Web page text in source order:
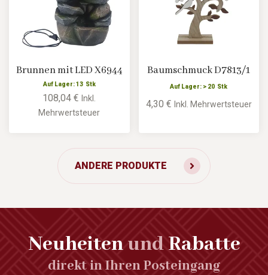
Brunnen mit LED X6944
Auf Lager: 13 Stk
108,04 €Inkl.
Mehrwertsteuer
Baumschmuck D7813/1
Auf Lager: > 20 Stk
4,30 € Inkl. Mehrwertsteuer
ANDERE PRODUKTE
NeuheitenundRabatte
direkt in Ihren Posteingang